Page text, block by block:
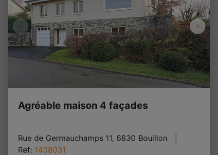
Agréable maison 4 façades
Rue de Germauchamps 11, 6830 Bouillon
Ref: 1438031